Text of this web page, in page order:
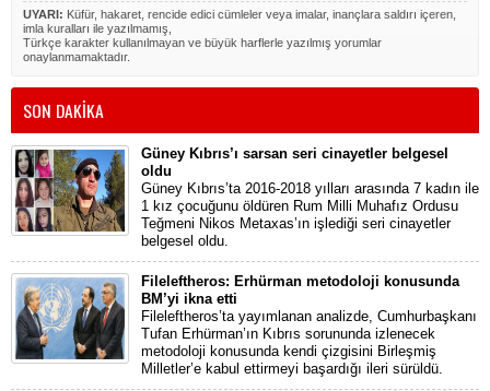
UYARI: Küfür, hakaret, rencide edici cümleler veya imalar, inançlara saldırı içeren,
imla kuralları ile yazılmamış,
Türkçe karakter kullanılmayan ve büyük harflerle yazılmış yorumlar
onaylanmamaktadır.
SON DAKİKA
Güney Kıbrıs’ı sarsan seri cinayetler belgesel
oldu
Güney Kıbrıs’ta 2016-2018 yılları arasında 7 kadın ile
1 kız çocuğunu öldüren Rum Milli Muhafız Ordusu
Teğmeni Nikos Metaxas’ın işlediği seri cinayetler
belgesel oldu.
Fileleftheros: Erhürman metodoloji konusunda
BM’yi ikna etti
Fileleftheros’ta yayımlanan analizde, Cumhurbaşkanı
Tufan Erhürman’ın Kıbrıs sorununda izlenecek
metodoloji konusunda kendi çizgisini Birleşmiş
Milletler’e kabul ettirmeyi başardığı ileri sürüldü.